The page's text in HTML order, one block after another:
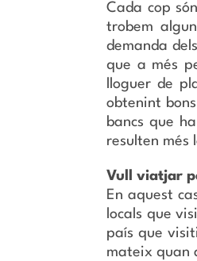
Cada cop
trobem
demanda
que a més
lloguer de
obtenint
bancs que
resulten més
Vull viatjar
En aquest
locals que
país que
mateix quan